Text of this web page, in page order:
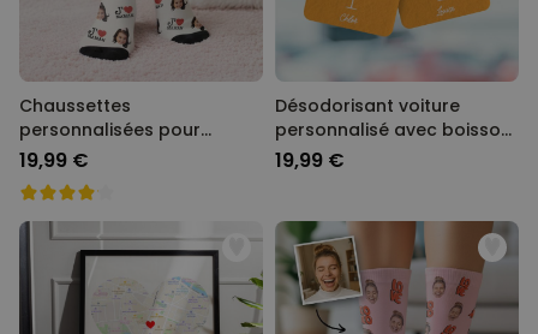
Chaussettes
personnalisées pour
maman ou papa
19,99 €
Désodorisant voiture
personnalisé avec boisson
et slogan - Lot de 2
19,99 €